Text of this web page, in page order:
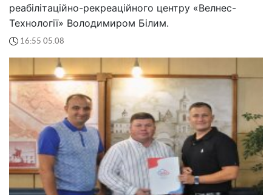
реабілітаційно-рекреаційного центру «Велнес-
Технології» Володимиром Білим.
16:55 05.08